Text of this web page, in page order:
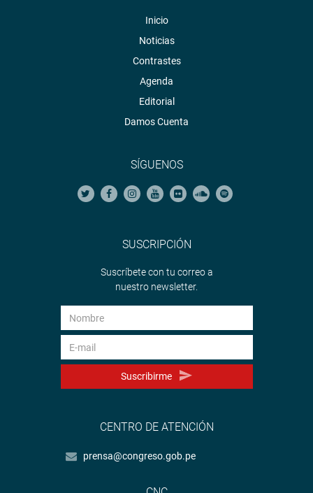
Inicio
Noticias
Contrastes
Agenda
Editorial
Damos Cuenta
SÍGUENOS
SUSCRIPCIÓN
Suscríbete con tu correo a
nuestro newsletter.
Suscribirme
CENTRO DE ATENCIÓN
prensa@congreso.gob.pe